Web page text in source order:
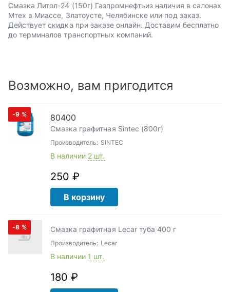
Смазка Литол-24 (150г) Газпромнефтьиз наличия в салонах
Мтех в Миассе, Златоусте, Челябинске или под заказ.
Действует скидка при заказе онлайн. Доставим бесплатно
до терминалов транспортных компаний.
Возможно, вам пригодится
-9 % 80400
Смазка графитная Sintec (800г)
Производитель: SINTEC
В наличии 2 шт.
250 ₽
В корзину
-8 % Смазка графитная Lecar туба 400 г
Производитель: Lecar
В наличии 1 шт.
180 ₽